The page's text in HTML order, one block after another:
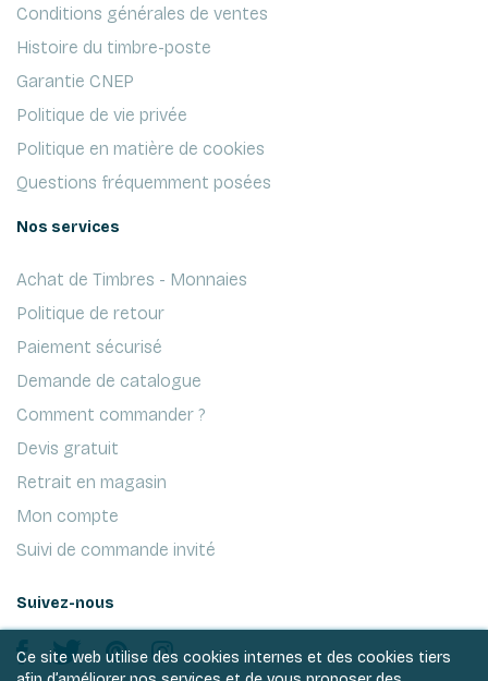
Conditions générales de ventes
Histoire du timbre-poste
Garantie CNEP
Politique de vie privée
Politique en matière de cookies
Questions fréquemment posées
Nos services
Achat de Timbres - Monnaies
Politique de retour
Paiement sécurisé
Demande de catalogue
Comment commander ?
Devis gratuit
Retrait en magasin
Mon compte
Suivi de commande invité
Suivez-nous
Ce site web utilise des cookies internes et des cookies tiers